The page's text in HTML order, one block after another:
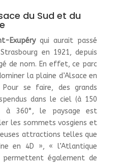
du Sud et du
Exupéryqui aurait passé
en 1921, depuis
de nom. En effet, ce parc
la plaine d’Alsace en
se faire, des grands
dans le ciel (à 150
à 360°, le paysage est
les sommets vosgiens et
attractions telles que
en 4D », « l’Atlantique
également de